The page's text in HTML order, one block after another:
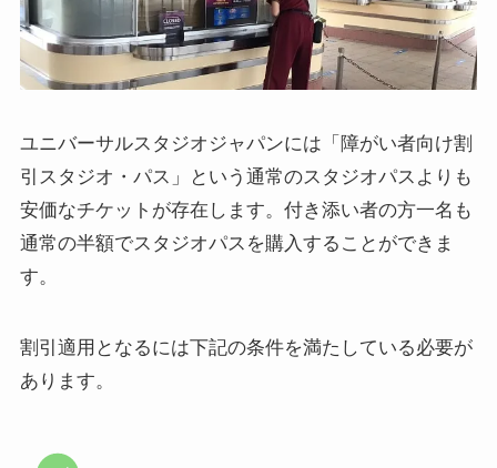
ユニバーサルスタジオジャパンには「障がい者向け割
引スタジオ・パス」という通常のスタジオパスよりも
安価なチケットが存在します。付き添い者の方一名も
通常の半額でスタジオパスを購入することができま
す。
割引適用となるには下記の条件を満たしている必要が
あります。